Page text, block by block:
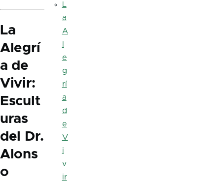
La
Alegrí
a de
Vivir:
Escult
uras
del Dr.
Alons
o
L
a
A
e
g
rí
a
d
e
V
i
v
ir